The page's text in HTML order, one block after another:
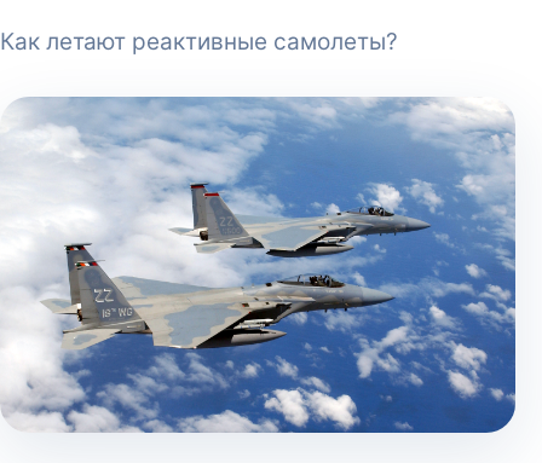
Как летают реактивные самолеты?